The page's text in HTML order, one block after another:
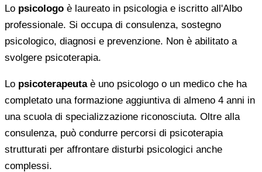
Lo psicologo è laureato in psicologia e iscritto all'Albo
professionale. Si occupa di consulenza, sostegno
psicologico, diagnosi e prevenzione. Non è abilitato a
svolgere psicoterapia.
Lo psicoterapeutaè uno psicologo o un medico che ha
completato una formazione aggiuntiva di almeno 4 anni in
una scuola di specializzazione riconosciuta. Oltre alla
consulenza, può condurre percorsi di psicoterapia
strutturati per affrontare disturbi psicologici anche
complessi.